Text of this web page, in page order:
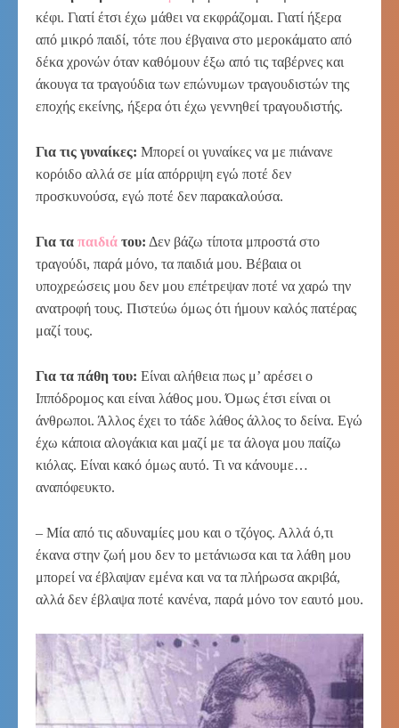
κέφι. Γιατί έτσι έχω μάθει να εκφράζομαι. Γιατί ήξερα
από μικρό παιδί, τότε που έβγαινα στο μεροκάματο από
δέκα χρονών όταν καθόμουν έξω από τις ταβέρνες και
άκουγα τα τραγούδια των επώνυμων τραγουδιστών της
εποχής εκείνης, ήξερα ότι έχω γεννηθεί τραγουδιστής.
Για τις γυναίκες: Μπορεί οι γυναίκες να με πιάνανε
κορόιδο αλλά σε μία απόρριψη εγώ ποτέ δεν
προσκυνούσα, εγώ ποτέ δεν παρακαλούσα.
Για τα παιδιά του: Δεν βάζω τίποτα μπροστά στο
τραγούδι, παρά μόνο, τα παιδιά μου. Βέβαια οι
υποχρεώσεις μου δεν μου επέτρεψαν ποτέ να χαρώ την
ανατροφή τους. Πιστεύω όμως ότι ήμουν καλός πατέρας
μαζί τους.
Για τα πάθη του: Είναι αλήθεια πως μ’ αρέσει ο
Ιππόδρομος και είναι λάθος μου. Όμως έτσι είναι οι
άνθρωποι. Άλλος έχει το τάδε λάθος άλλος το δείνα. Εγώ
έχω κάποια αλογάκια και μαζί με τα άλογα μου παίζω
κιόλας. Είναι κακό όμως αυτό. Τι να κάνουμε…
αναπόφευκτο.
– Μία από τις αδυναμίες μου και ο τζόγος. Αλλά ό,τι
έκανα στην ζωή μου δεν το μετάνιωσα και τα λάθη μου
μπορεί να έβλαψαν εμένα και να τα πλήρωσα ακριβά,
αλλά δεν έβλαψα ποτέ κανένα, παρά μόνο τον εαυτό μου.